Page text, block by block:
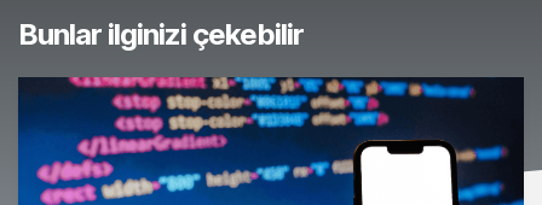
Bunlar ilginizi çekebilir